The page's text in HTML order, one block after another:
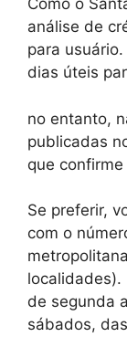
Como o
análise de
para
dias úteis
no entanto,
publicadas
que
Se preferir,
com o
localidades).
de segunda
sábados,